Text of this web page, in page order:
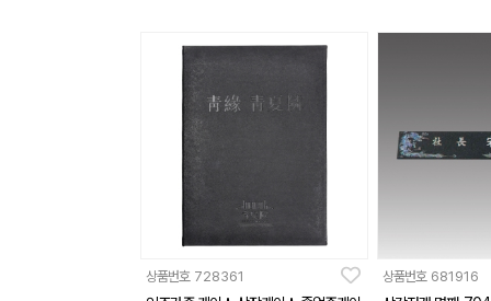
상품번호 728361 상품번호 681916